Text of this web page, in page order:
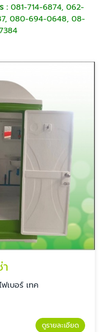
: 081-714-6874, 062-
080-694-0648, 08-
เบอร์ เทค
ดูรายละเอียด